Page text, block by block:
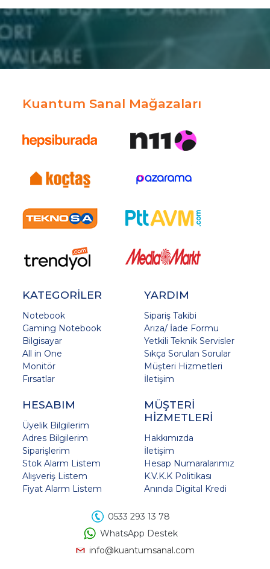
Kuantum Sanal Mağazaları
KATEGORİLER
Notebook
Gaming Notebook
Bilgisayar
All in One
Monitör
Fırsatlar
YARDIM
Sipariş Takibi
Arıza/ İade Formu
Yetkili Teknik Servisler
Sıkça Sorulan Sorular
Müşteri Hizmetleri
İletişim
HESABIM
Üyelik Bilgilerim
Adres Bilgilerim
Siparişlerim
Stok Alarm Listem
Alışveriş Listem
Fiyat Alarm Listem
MÜŞTERİ
HİZMETLERİ
Hakkımızda
İletişim
Hesap Numaralarımız
K.V.K.K Politikası
Anında Digital Kredi
0533 293 13 78
WhatsApp Destek
info@kuantumsanal.com